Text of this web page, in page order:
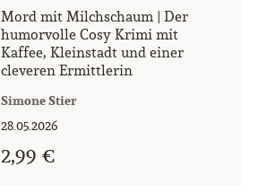
Mord mit Milchschaum | Der
humorvolle Cosy Krimi mit
Kaffee, Kleinstadt und einer
cleveren Ermittlerin
Simone Stier
28.05.2026
2,99 €